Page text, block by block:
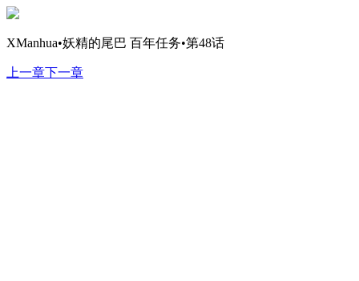
XManhua•妖精的尾巴 百年任务•第48话
上一章下一章